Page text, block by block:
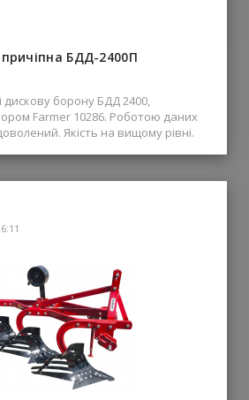
БДД-2400П
дискову борону БДД 2400,
даних
Якість на вищому рівні.